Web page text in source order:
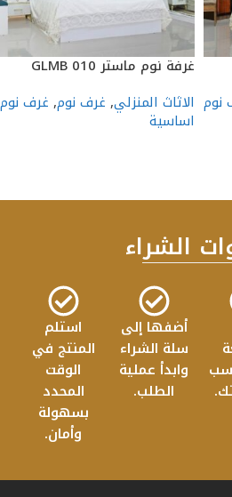
نوم
غرفة نوم ماستر GLMB 010
الاثاث المنزلي, غرف نوم, غرف نوم
اساسية
الشراء
أضفها إلى
سلة الشراء
وابدأ عملية
الطلب.
استلم
المنتج في
الوقت
المحدد
بسهولة
وأمان.